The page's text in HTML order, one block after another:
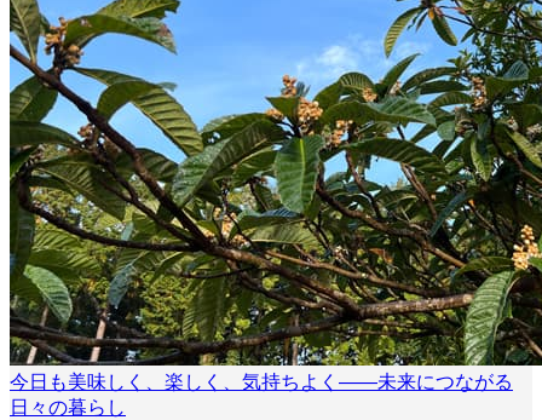
今日も美味しく、楽しく、気持ちよく――未来につながる
日々の暮らし